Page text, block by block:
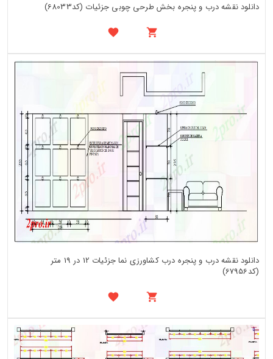
دانلود نقشه درب و پنجره بخش طرحی چوبی جزئیات (کد68033)
دانلود نقشه درب و پنجره درب کشاورزی نما جزئیات 12 در 19 متر
(کد67956)